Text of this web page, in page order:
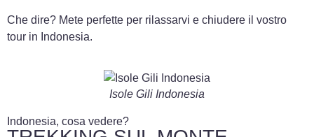
Che dire? Mete perfette per rilassarvi e chiudere il vostro
tour in Indonesia.
Isole Gili Indonesia
Indonesia, cosa vedere?